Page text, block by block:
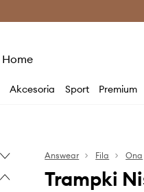
Home
Akcesoria Sport Premium
Answear Fila Ona
Trampki